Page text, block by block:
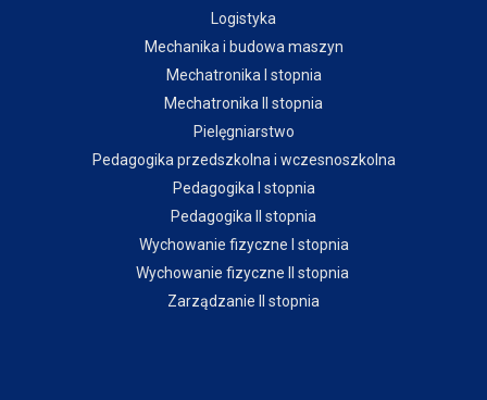
Logistyka
Mechanika i budowa maszyn
Mechatronika I stopnia
Mechatronika II stopnia
Pielęgniarstwo
Pedagogika przedszkolna i wczesnoszkolna
Pedagogika I stopnia
Pedagogika II stopnia
Wychowanie fizyczne I stopnia
Wychowanie fizyczne II stopnia
Zarządzanie II stopnia